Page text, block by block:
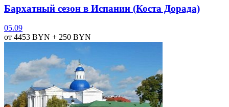
Бархатный сезон в Испании (Коста Дорада)
05.09
от 4453 BYN + 250 BYN